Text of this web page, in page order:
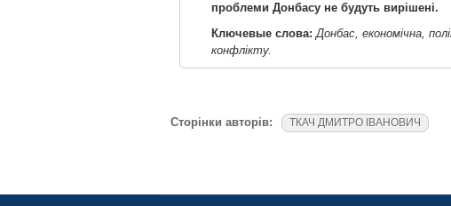
проблеми Донбасу не будуть вирішені.
Ключевые слова: Донбас, економічна,
конфлікту.
Сторінки авторів: ТКАЧ ДМИТРО ІВАНОВИЧ